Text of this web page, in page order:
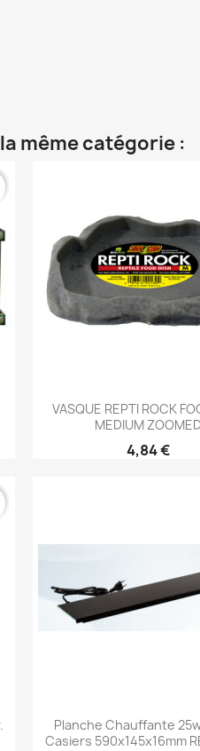
même catégorie :
Aperçu
VASQUE REPTI ROCK
MEDIUM ZOOMED
4,84 €
Aperçu
Planche Chauffante
Casiers 590x145x16mm